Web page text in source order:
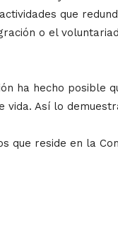
que
o el
ha hecho posible
vida. Así lo
que reside en la